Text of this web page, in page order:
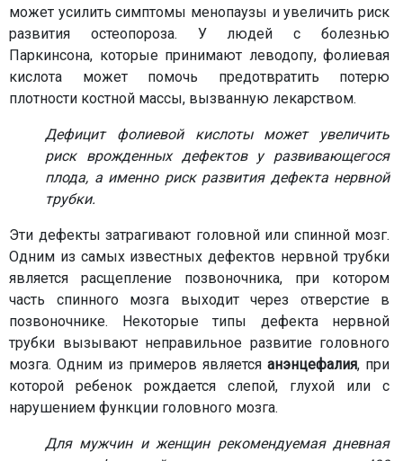
может усилить симптомы менопаузы и увеличить риск
развития остеопороза. У людей с болезнью
Паркинсона, которые принимают леводопу, фолиевая
кислота может помочь предотвратить потерю
плотности костной массы, вызванную лекарством.
Дефицит фолиевой кислоты может увеличить
риск врожденных дефектов у развивающегося
плода, а именно риск развития дефекта нервной
трубки.
Эти дефекты затрагивают головной или спинной мозг.
Одним из самых известных дефектов нервной трубки
является расщепление позвоночника, при котором
часть спинного мозга выходит через отверстие в
позвоночнике. Некоторые типы дефекта нервной
трубки вызывают неправильное развитие головного
мозга. Одним из примеров является анэнцефалия, при
которой ребенок рождается слепой, глухой или с
нарушением функции головного мозга.
Для мужчин и женщин рекомендуемая дневная